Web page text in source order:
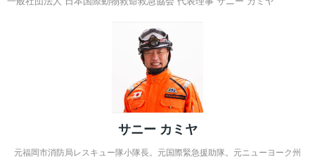
サニー カミヤ
元福岡市消防局レスキュー隊小隊長。元国際緊急援助隊。元ニューヨーク州